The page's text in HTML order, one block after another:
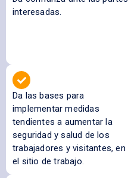
interesadas.
Da las bases para
implementar medidas
tendientes a aumentar la
seguridad y salud de los
trabajadores y visitantes, en
el sitio de trabajo.